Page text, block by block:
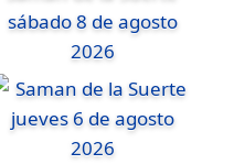
sábado 8 de agosto
2026